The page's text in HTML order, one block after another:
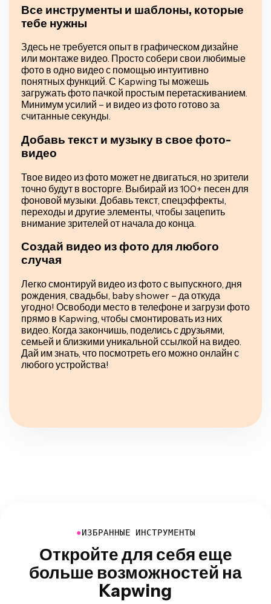
Все инструменты и шаблоны, которые
тебе нужны
Здесь не требуется опыт в графическом дизайне
или монтаже видео. Просто собери свои любимые
фото в одно видео с помощью интуитивно
понятных функций. С Kapwing ты можешь
загружать фото пачкой простым перетаскиванием.
Минимум усилий – и видео из фото готово за
считанные секунды.
Добавь текст и музыку в свое фото-
видео
Твое видео из фото может не двигаться, но зрители
точно будут в восторге. Выбирай из 100+ песен для
фоновой музыки. Добавь текст, спецэффекты,
переходы и другие элементы, чтобы зацепить
внимание зрителей от начала до конца.
Создай видео из фото для любого
случая
Легко смонтируй видео из фото с выпускного, дня
рождения, свадьбы, baby shower – да откуда
угодно! Освободи место в телефоне и загрузи фото
прямо в Kapwing, чтобы смонтировать из них
видео. Когда закончишь, поделись с друзьями,
семьей и близкими уникальной ссылкой на видео.
Дай им знать, что посмотреть его можно онлайн с
любого устройства!
● ИЗБРАННЫЕ ИНСТРУМЕНТЫ
Откройте для себя еще
больше возможностей на
Kapwing